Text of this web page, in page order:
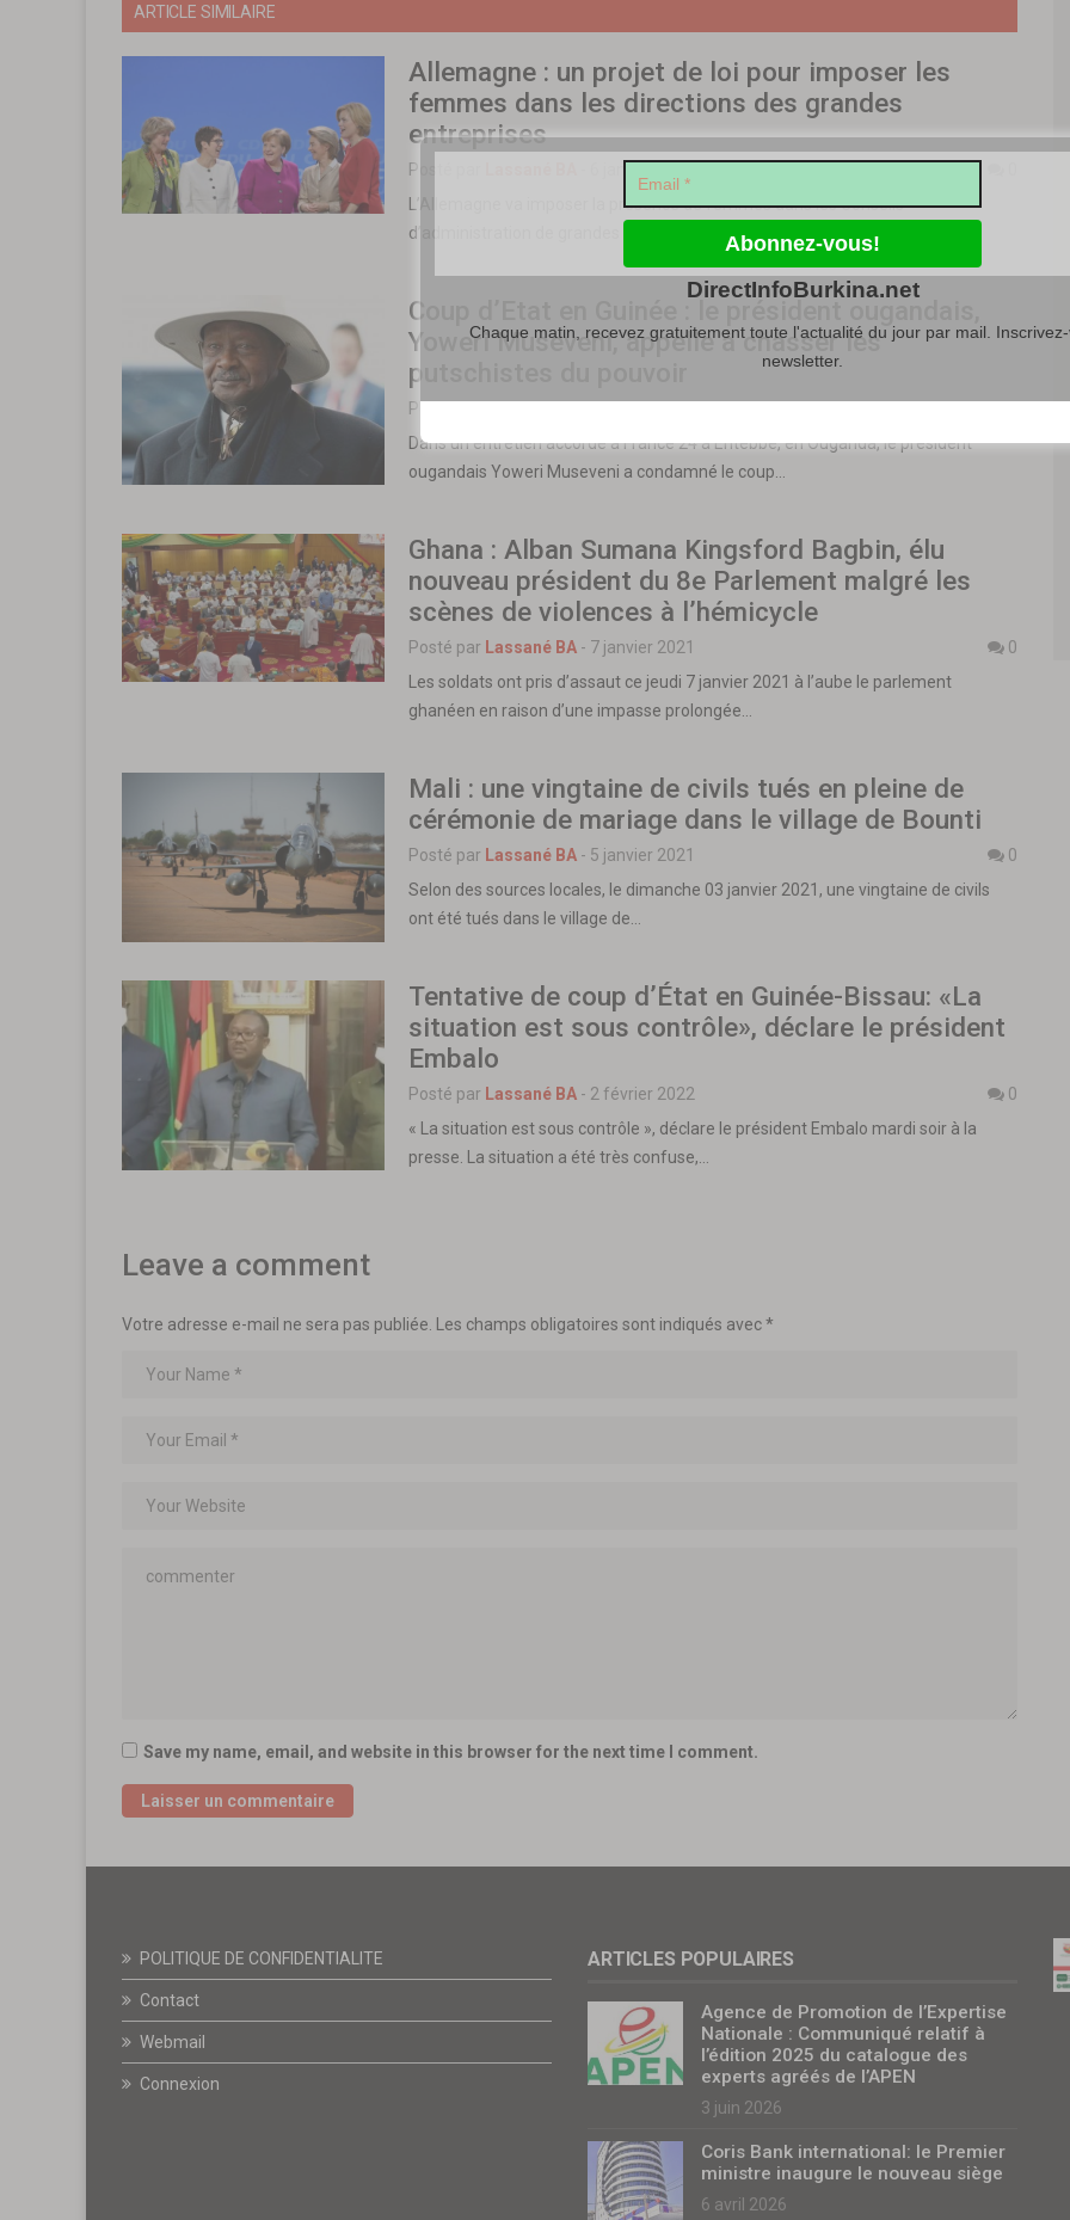
ARTICLE SIMILAIRE
Allemagne : un projet de loi pour imposer les
femmes dans les directions des grandes
entreprises
Posté par
L’Allemagne va imposer la présence de femmes dans les Conseils
d’administration de grandes entreprises cotées en bourse, selon un projet…
Coup d’Etat en Guinée : le président ougandais,
Yoweri Museveni, appelle à chasser les
putschistes du pouvoir
Posté par
Dans un entretien accordé à France 24 à Entebbe, en Ouganda, le président
ougandais Yoweri Museveni a condamné le coup…
Ghana : Alban Sumana Kingsford Bagbin, élu
nouveau président du 8e Parlement malgré les
scènes de violences à l’hémicycle
Posté par Lassané BA - 7 janvier 2021
0
Les soldats ont pris d’assaut ce jeudi 7 janvier 2021 à l’aube le parlement
ghanéen en raison d’une impasse prolongée…
Mali : une vingtaine de civils tués en pleine de
cérémonie de mariage dans le village de Bounti
Posté par Lassané BA - 5 janvier 2021
0
Selon des sources locales, le dimanche 03 janvier 2021, une vingtaine de civils
ont été tués dans le village de…
Tentative de coup d’État en Guinée-Bissau: «La
situation est sous contrôle», déclare le président
Embalo
Posté par Lassané BA - 2 février 2022
0
« La situation est sous contrôle », déclare le président Embalo mardi soir à la
presse. La situation a été très confuse,…
Leave a comment
Votre adresse e-mail ne sera pas publiée. Les champs obligatoires sont indiqués avec*
Save my name, email, and website in this browser for the next time I comment.
POLITIQUE DE CONFIDENTIALITE
Contact
Webmail
Connexion
ARTICLES POPULAIRES
Agence de Promotion de l’Expertise
Nationale : Communiqué relatif à
l’édition 2025 du catalogue des
experts agréés de l’APEN
3 juin 2026
Coris Bank international: le Premier
ministre inaugure le nouveau siège
6 avril 2026
DirectInfoBurkina.net
Chaque matin, recevez gratuitement toute l'actualité du jour par mail.
newsletter.